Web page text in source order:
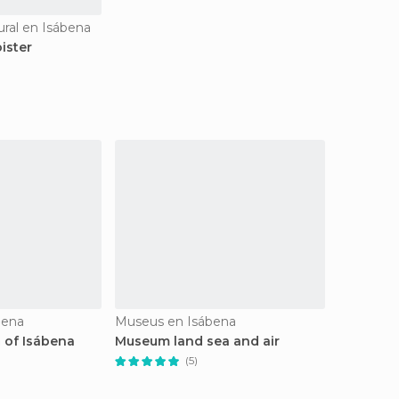
en Isábena
of Isábena
Museus en Isábena
Museum land sea and air
(5)